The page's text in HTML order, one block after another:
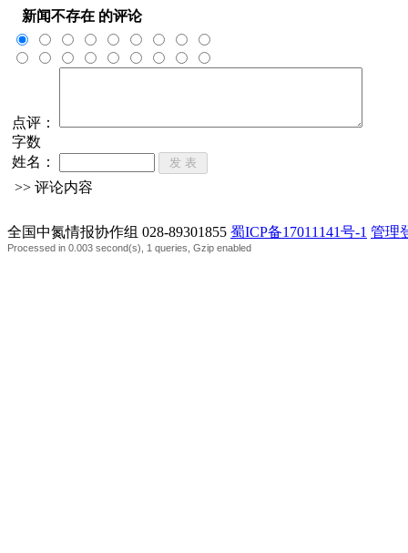
新闻不存在 的评论
点评：
字数
姓名：
>> 评论内容
全国中氮情报协作组 028-89301855 蜀ICP备17011141号-1 管理
Processed in 0.003 second(s), 1 queries, Gzip enabled